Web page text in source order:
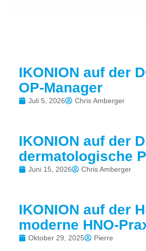
IKONION auf der
OP-Manager
Juli 5, 2026 Chris Amberger
IKONION auf der
dermatologische
Juni 15, 2026 Chris Amberger
IKONION auf der
moderne HNO-
Oktober 29, 2025 Pierre